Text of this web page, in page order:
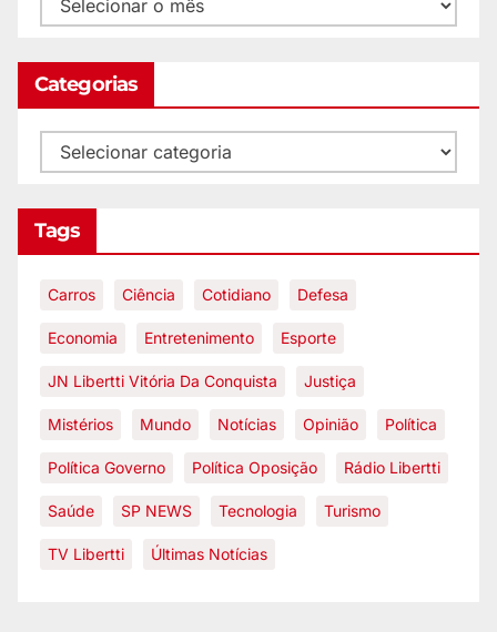
Categorias
Tags
Carros Ciência Cotidiano Defesa
Economia Entretenimento Esporte
JN Libertti Vitória Da Conquista Justiça
Mistérios Mundo Notícias Opinião Política
Política Governo Política Oposição Rádio Libertti
Saúde SP NEWS Tecnologia Turismo
TV Libertti Últimas Notícias